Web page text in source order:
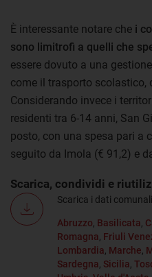
È interessante notare che i
sono limitrofi a quelli che
essere dovuto a una
come il trasporto scolastico,
Considerando invece i
residenti tra 6-14 anni, San
posto, con una spesa pari a
seguito da Imola (€ 91,2) e
Scarica, condividi e
Scarica i dati
Abruzzo Basilicata
Romagna Friuli
Lombardia Marche
Sardegna Sicilia